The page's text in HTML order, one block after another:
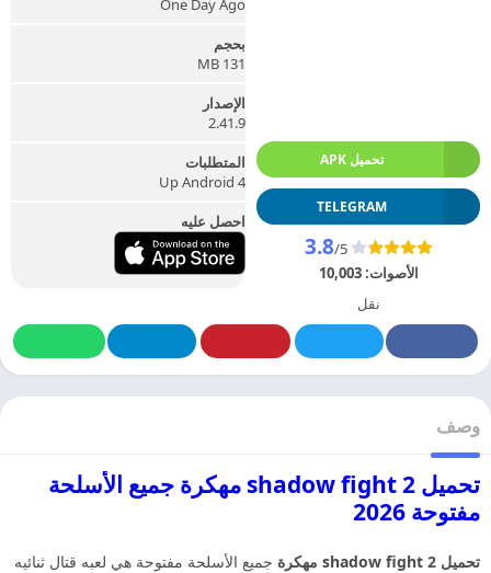
تحميل APK
TELEGRAM
3.8/5
الأصوات:10,003
نقل
بحجم
131 MB
الإصدار
2.41.9
المتطلبات
Up Android 4
احصل عليه
وصف
تحميل shadow fight 2 مهكرة جميع الأسلحة
مفتوحة 2026
تحميل shadow fight 2 مهكرة
جميع الأسلحة مفتوحة هي لعبه قتال ثنائيه